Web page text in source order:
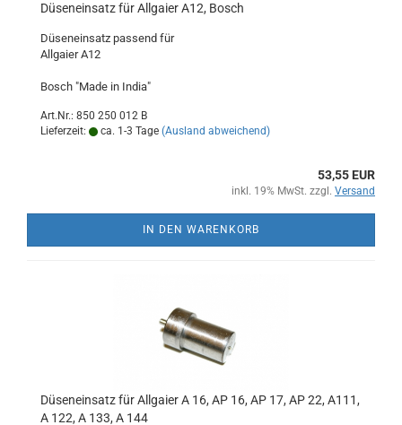
Düseneinsatz für Allgaier A12, Bosch
Düseneinsatz passend für
Allgaier A12
Bosch "Made in India"
Art.Nr.: 850 250 012 B
Lieferzeit:
ca. 1-3 Tage (Ausland abweichend)
53,55 EUR
inkl. 19% MwSt. zzgl. Versand
IN DEN WARENKORB
Düseneinsatz für Allgaier A 16, AP 16, AP 17, AP 22, A111,
A 122, A 133, A 144